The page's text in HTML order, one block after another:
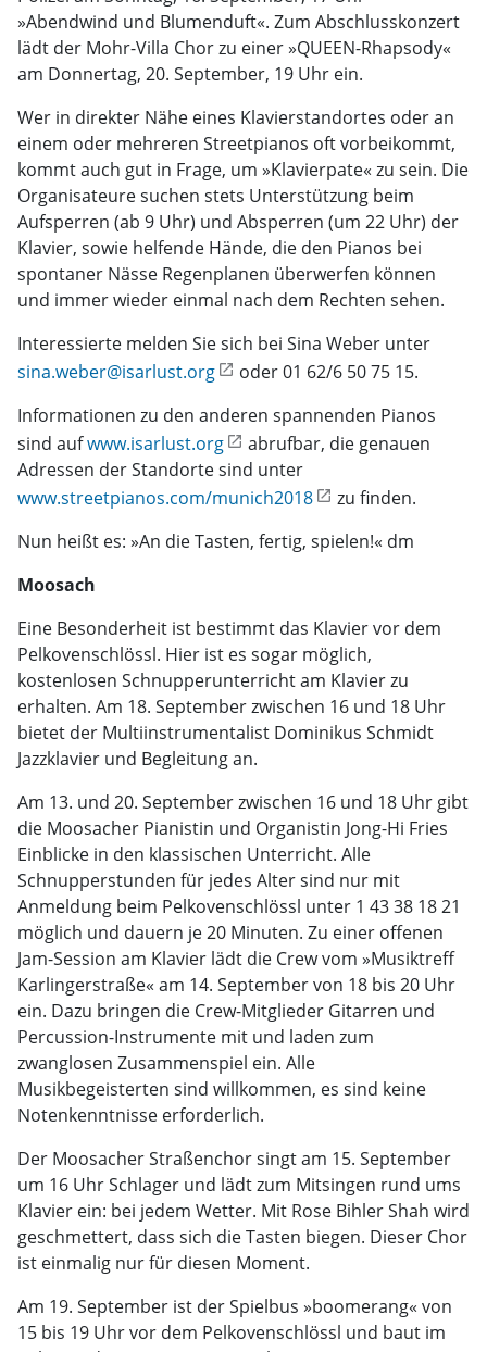
»Abendwind und Blumenduft«. Zum Abschlusskonzert
lädt der Mohr-Villa Chor zu einer »QUEEN-Rhapsody«
am Donnertag, 20. September, 19 Uhr ein.
Wer in direkter Nähe eines Klavierstandortes oder an
einem oder mehreren Streetpianos oft vorbeikommt,
kommt auch gut in Frage, um »Klavierpate« zu sein. Die
Organisateure suchen stets Unterstützung beim
Aufsperren (ab 9 Uhr) und Absperren (um 22 Uhr) der
Klavier, sowie helfende Hände, die den Pianos bei
spontaner Nässe Regenplanen überwerfen können
und immer wieder einmal nach dem Rechten sehen.
Interessierte melden Sie sich bei Sina Weber unter
sina.weber@isarlust.org
oder 01 62/6 50 75 15.
Informationen zu den anderen spannenden Pianos
sind aufwww.isarlust.org
abrufbar, die genauen
Adressen der Standorte sind unter
www.streetpianos.com/munich2018
zu finden.
Nun heißt es: »An die Tasten, fertig, spielen!« dm
Moosach
Eine Besonderheit ist bestimmt das Klavier vor dem
Pelkovenschlössl. Hier ist es sogar möglich,
kostenlosen Schnupperunterricht am Klavier zu
erhalten. Am 18. September zwischen 16 und 18 Uhr
bietet der Multiinstrumentalist Dominikus Schmidt
Jazzklavier und Begleitung an.
Am 13. und 20. September zwischen 16 und 18 Uhr gibt
die Moosacher Pianistin und Organistin Jong-Hi Fries
Einblicke in den klassischen Unterricht. Alle
Schnupperstunden für jedes Alter sind nur mit
Anmeldung beim Pelkovenschlössl unter 1 43 38 18 21
möglich und dauern je 20 Minuten. Zu einer offenen
Jam-Session am Klavier lädt die Crew vom »Musiktreff
Karlingerstraße« am 14. September von 18 bis 20 Uhr
ein. Dazu bringen die Crew-Mitglieder Gitarren und
Percussion-Instrumente mit und laden zum
zwanglosen Zusammenspiel ein. Alle
Musikbegeisterten sind willkommen, es sind keine
Notenkenntnisse erforderlich.
Der Moosacher Straßenchor singt am 15. September
um 16 Uhr Schlager und lädt zum Mitsingen rund ums
Klavier ein: bei jedem Wetter. Mit Rose Bihler Shah wird
geschmettert, dass sich die Tasten biegen. Dieser Chor
ist einmalig nur für diesen Moment.
Am 19. September ist der Spielbus »boomerang« von
15 bis 19 Uhr vor dem Pelkovenschlössl und baut im